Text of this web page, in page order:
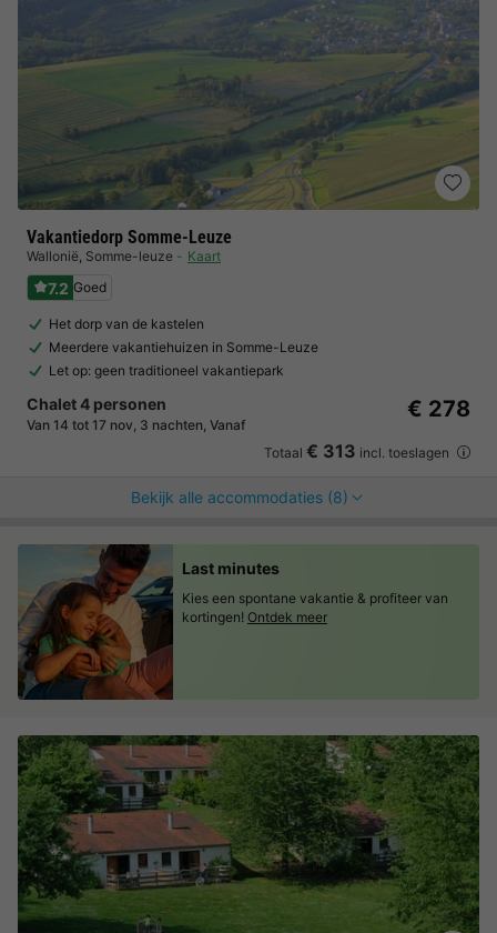
Vakantiedorp Somme-Leuze
Wallonië, Somme-leuze Kaart
7.2 Goed
Het dorp van de kastelen
Meerdere vakantiehuizen in Somme-Leuze
Let op: geen traditioneel vakantiepark
Chalet 4 personen
Van 14 tot 17 nov, 3 nachten, Vanaf
€ 278
Totaal € 313 incl. toeslagen
Bekijk alle accommodaties (8)
Last minutes
Kies een spontane vakantie & profiteer van
kortingen! Ontdek meer